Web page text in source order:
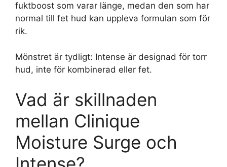
fuktboost som varar länge, medan den som har
normal till fet hud kan uppleva formulan som för
rik.
Mönstret är tydligt: Intense är designad för torr
hud, inte för kombinerad eller fet.
Vad är skillnaden
mellan Clinique
Moisture Surge och